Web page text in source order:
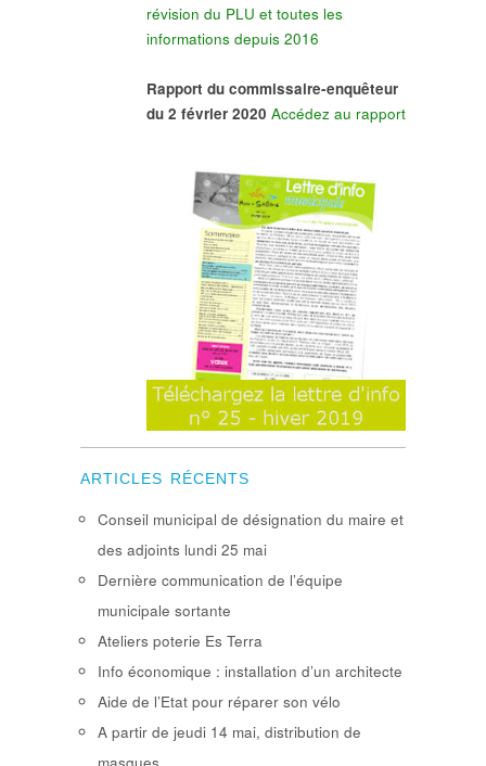
révision du PLU et toutes les
informations depuis 2016
Rapport du commissaire-enquêteur
du 2 février 2020 Accédez au rapport
ARTICLES RÉCENTS
Conseil municipal de désignation du maire et
des adjoints lundi 25 mai
Dernière communication de l’équipe
municipale sortante
Ateliers poterie Es Terra
Info économique : installation d’un architecte
Aide de l’Etat pour réparer son vélo
A partir de jeudi 14 mai, distribution de